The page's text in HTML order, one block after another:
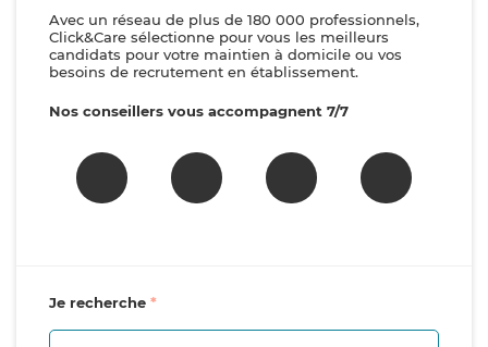
Avec un réseau de plus de 180 000 professionnels,
Click&Care sélectionne pour vous les meilleurs
candidats pour votre maintien à domicile ou vos
besoins de recrutement en établissement.
Nos conseillers vous accompagnent 7/7
Je recherche